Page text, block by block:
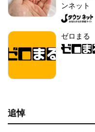
ンネット
ゼロまる
追悼